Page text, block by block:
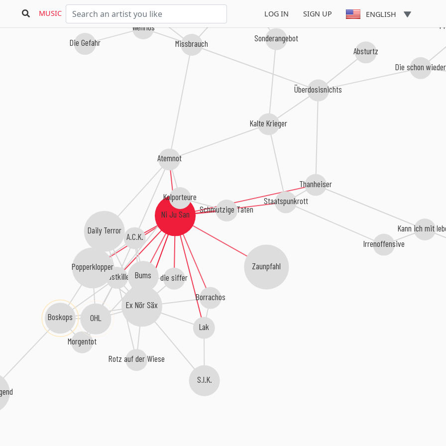
MUSIC LOG IN SIGN UP ENGLISH
Ni Ju San
Ex Nör Säx
Frustkiller
Lak
die siffer
A.C.K.
Atemnot
Popperklopper
Kolporteure
Borrachos
Thanheiser
Bums
Schmutzige Taten
Zaunpfahl
Staatspunkrott
Kann ich mit
Kalte Krieger
Überdosisnichts
Morgentot
Irrenoffensive
Missbrauch
Boskops
Absturtz
Daily Terror
Rotz auf der Wiese
Wehrlos
Sonderangebot
Die schon
OHL
S.I.K.
Die Gefahr